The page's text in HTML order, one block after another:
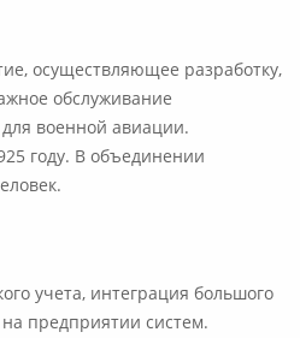
осуществляющее разработку,
обслуживание
для военной авиации.
году. В объединении
учета, интеграция большого
предприятии систем.